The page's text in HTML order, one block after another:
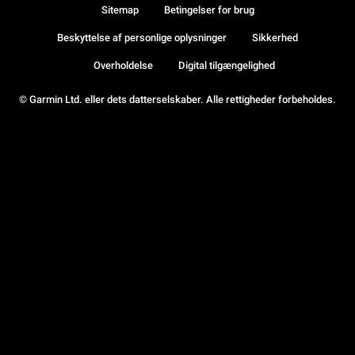
© Garmin Ltd. eller dets datterselskaber. Alle rettigheder forbeholdes.
Sitemap Betingelser for brug
Beskyttelse af personlige oplysninger Sikkerhed
Overholdelse Digital tilgængelighed